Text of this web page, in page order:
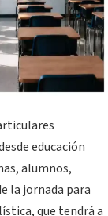
educación
alumnos,
la jornada para
que tendrá a